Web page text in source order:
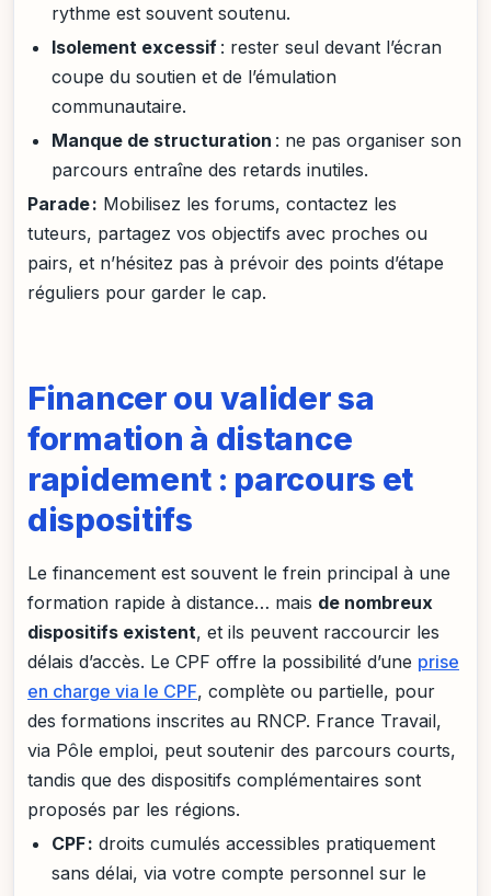
rythme est souvent soutenu.
Isolement excessif : rester seul devant l’écran
coupe du soutien et de l’émulation
communautaire.
Manque de structuration : ne pas organiser son
parcours entraîne des retards inutiles.
Parade : Mobilisez les forums, contactez les
tuteurs, partagez vos objectifs avec proches ou
pairs, et n’hésitez pas à prévoir des points d’étape
réguliers pour garder le cap.
Financer ou valider sa
formation à distance
rapidement : parcours et
dispositifs
Le financement est souvent le frein principal à une
formation rapide à distance… mais de nombreux
dispositifs existent, et ils peuvent raccourcir les
délais d’accès. Le CPF offre la possibilité d’une prise
en charge via le CPF, complète ou partielle, pour
des formations inscrites au RNCP. France Travail,
via Pôle emploi, peut soutenir des parcours courts,
tandis que des dispositifs complémentaires sont
proposés par les régions.
CPF : droits cumulés accessibles pratiquement
sans délai, via votre compte personnel sur le